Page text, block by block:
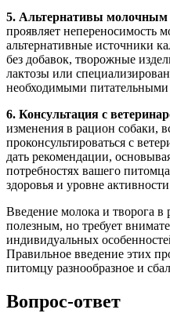
5. Альтернативы молочным
проявляет непереносимость
альтернативные источники
без добавок, творожные
лактозы или
необходимыми питательными
6. Консультация с
изменения в рацион собаки,
проконсультироваться с
дать рекомендации,
потребностях вашего
здоровья и уровне
Введение молока и творога
полезным, но требует
индивидуальных
Правильное введение этих
питомцу разнообразное и
Вопрос-ответ